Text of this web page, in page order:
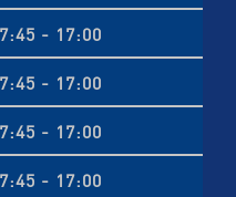
- 17:00
- 17:00
- 17:00
- 17:00